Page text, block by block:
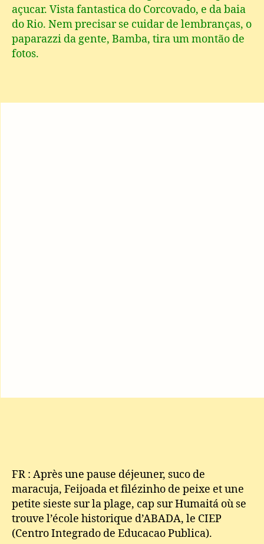
açucar. Vista fantastica do Corcovado, e da baia
do Rio. Nem precisar se cuidar de lembranças, o
paparazzi da gente, Bamba, tira um montão de
fotos.
FR : Après une pause déjeuner, suco de
maracuja, Feijoada et filézinho de peixe et une
petite sieste sur la plage, cap sur Humaitá où se
trouve l’école historique d’ABADA, le CIEP
(Centro Integrado de Educacao Publica).